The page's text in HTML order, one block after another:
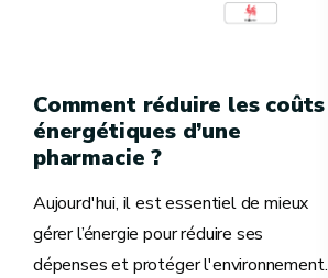
Comment réduire les coûts
énergétiques d’une
pharmacie ?
Aujourd'hui, il est essentiel de mieux
gérer l’énergie pour réduire ses
dépenses et protéger l'environnement.